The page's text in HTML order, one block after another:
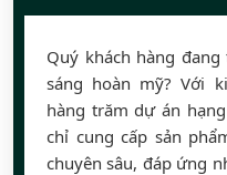
Quý khách hàng
sáng hoàn mỹ? Với
hàng trăm dự án
chỉ cung cấp sản
chuyên sâu, đáp ứng